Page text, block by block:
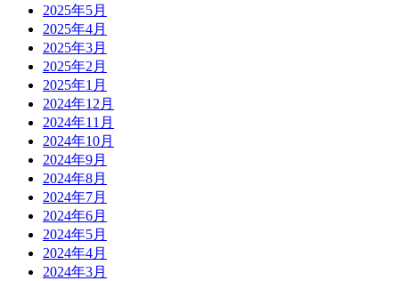
2025年5月
2025年4月
2025年3月
2025年2月
2025年1月
2024年12月
2024年11月
2024年10月
2024年9月
2024年8月
2024年7月
2024年6月
2024年5月
2024年4月
2024年3月